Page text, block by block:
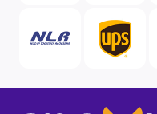
Corriere UPS Italia
spedire con corriere,